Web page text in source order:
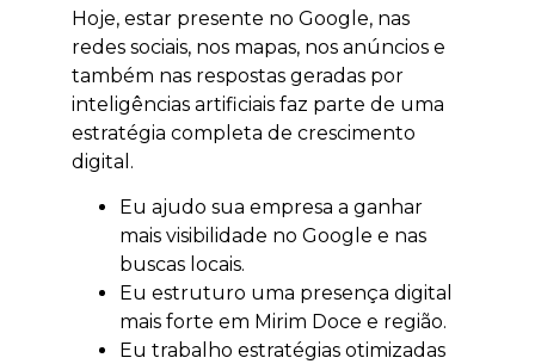
Hoje, estar presente no Google, nas
redes sociais, nos mapas, nos anúncios e
também nas respostas geradas por
inteligências artificiais faz parte de uma
estratégia completa de crescimento
digital.
Eu ajudo sua empresa a ganhar
mais visibilidade no Google e nas
buscas locais.
Eu estruturo uma presença digital
mais forte em Mirim Doce e região.
Eu trabalho estratégias otimizadas